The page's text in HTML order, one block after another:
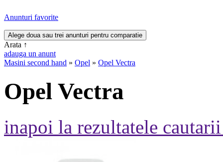
Anunturi favorite
Arata ↑
adauga un anunt
Masini second hand » Opel » Opel Vectra
Opel Vectra
inapoi la rezultatele